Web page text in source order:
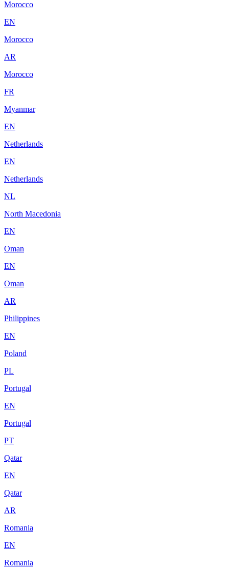
Morocco
EN
Morocco
AR
Morocco
FR
Myanmar
EN
Netherlands
EN
Netherlands
NL
North Macedonia
EN
Oman
EN
Oman
AR
Philippines
EN
Poland
PL
Portugal
EN
Portugal
PT
Qatar
EN
Qatar
AR
Romania
EN
Romania